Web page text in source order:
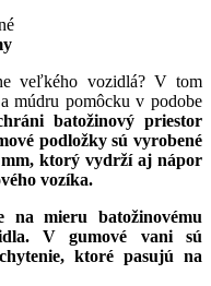
veľkého vozidlá? V tom
múdru pomôcku v podobe
batožinový priestor
podložky sú vyrobené
ktorý vydrží aj nápor
vozíka.
na mieru batožinovému
V gumové vani sú
ktoré pasujú na